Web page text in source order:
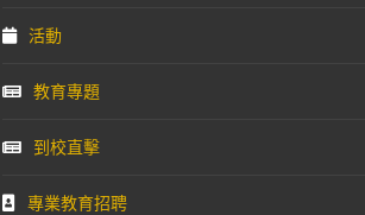
活動
教育專題
到校直擊
專業教育招聘